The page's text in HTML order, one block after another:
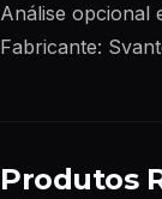
Análise opcional
Fabricante:
Produtos